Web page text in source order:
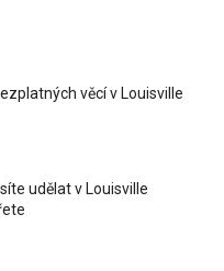
věcí v Louisville
udělat v Louisville